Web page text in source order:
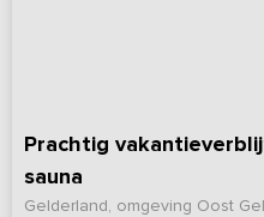
Prachtig
sauna
Gelderland, omgeving Oost